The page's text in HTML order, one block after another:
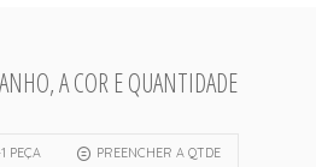
A COR E QUANTIDADE
PEÇA PREENCHER A QTDE